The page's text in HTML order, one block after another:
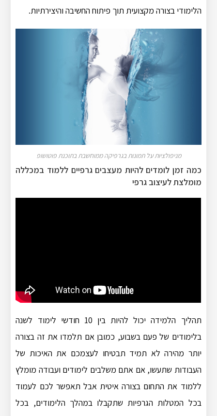
הלימודי בצורה מקצועית תוך פיתוח החשיבה והיצירתיות.
מניפולציות על תמונות בגרפיקה ממוחשבת בתוכנת פוטושופ
כמה זמן לומדים להיות מעצבים גרפיים ללמוד במכללה
מומלצת לעיצוב גרפי
תהליך הלמידה יכול להיות בין 10 חודשי לימוד לשנה
בלימודים של פעם בשבוע, כמובן אם תלמדו את זה בצורה
יותר מהירה לא תמיד תבטיחו לעצמכם את האיכות של
העבודות שתעשו, אם אתם משלבים לימודים ועבודה מומלץ
ללמוד את התחום בצורה איטית אבל תאפשר לכם לעמוד
בכל המטלות הגרפיות שתקבלו במהלך הלימודים, בכל